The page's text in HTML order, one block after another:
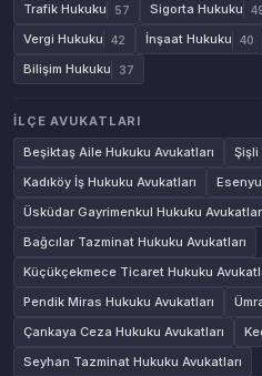
Trafik Hukuku 57 Sigorta Hukuku
Vergi Hukuku 42 İnşaat Hukuku 40
Bilişim Hukuku 37
İLÇE AVUKATLARI
Beşiktaş Aile Hukuku Avukatları
Şişli
Kadıköy İş Hukuku Avukatları
Üsküdar Gayrimenkul Hukuku
Bağcılar Tazminat Hukuku Avukatları
Küçükçekmece Ticaret Hukuku
Pendik Miras Hukuku Avukatları
Çankaya Ceza Hukuku Avukatları
Seyhan Tazminat Hukuku Avukatları